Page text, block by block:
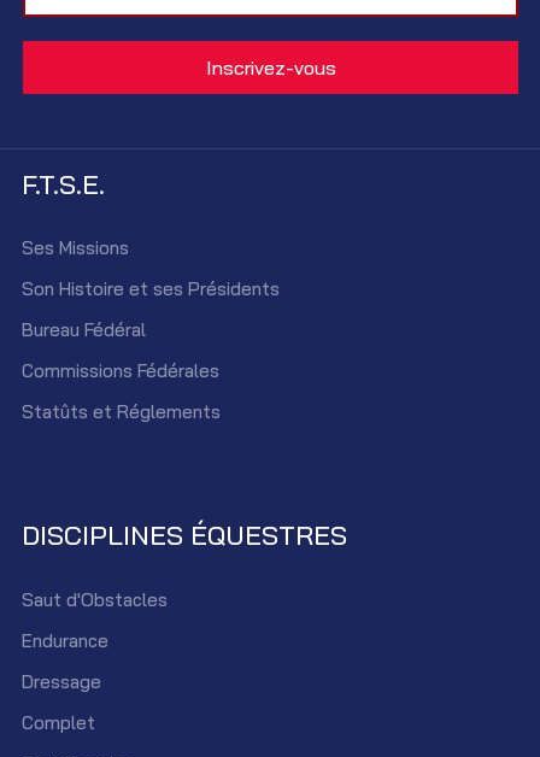
F.T.S.E.
Ses Missions
Son Histoire et ses Présidents
Bureau Fédéral
Commissions Fédérales
Statûts et Réglements
DISCIPLINES ÉQUESTRES
Saut d'Obstacles
Endurance
Dressage
Complet